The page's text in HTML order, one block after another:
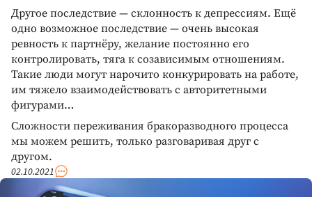
Другое последствие — склонность к депрессиям. Ещё
одно возможное последствие — очень высокая
ревность к партнёру, желание постоянно его
контролировать, тяга к созависимым отношениям.
Такие люди могут нарочито конкурировать на работе,
им тяжело взаимодействовать с авторитетными
фигурами…
Сложности переживания бракоразводного процесса
мы можем решить, только разговаривая друг с
другом.
02.10.2021